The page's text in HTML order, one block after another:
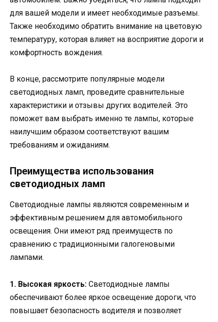
для вашей модели и имеет необходимые разъемы.
Также необходимо обратить внимание на цветовую
температуру, которая влияет на восприятие дороги и
комфортность вождения.
В конце, рассмотрите популярные модели
светодиодных ламп, проведите сравнительные
характеристики и отзывы других водителей. Это
поможет вам выбрать именно те лампы, которые
наилучшим образом соответствуют вашим
требованиям и ожиданиям.
Преимущества использования
светодиодных ламп
Светодиодные лампы являются современным и
эффективным решением для автомобильного
освещения. Они имеют ряд преимуществ по
сравнению с традиционными галогеновыми
лампами.
1. Высокая яркость: Светодиодные лампы
обеспечивают более яркое освещение дороги, что
повышает безопасность водителя и позволяет